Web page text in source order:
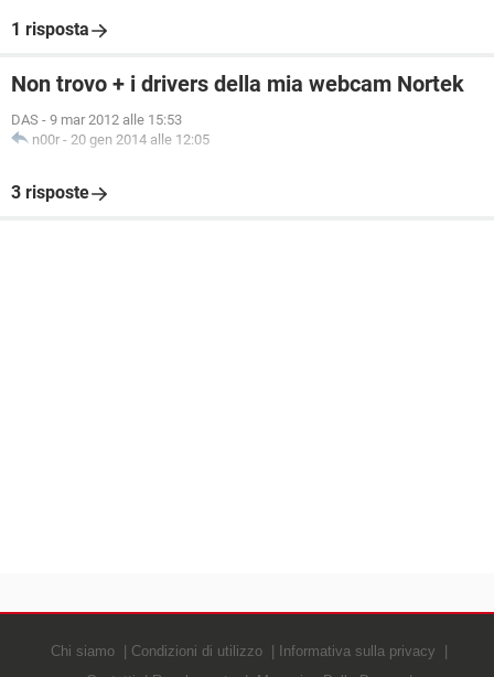
1 risposta
Non trovo + i drivers della mia webcam Nortek
DAS - 9 mar 2012 alle 15:53
n00r - 20 gen 2014 alle 12:05
3 risposte
Chi siamo Condizioni di utilizzo
Informativa sulla privacy